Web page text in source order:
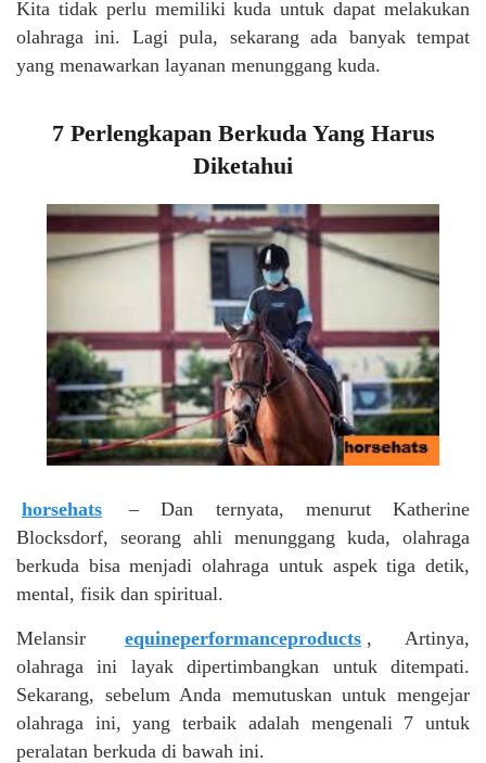
Kita tidak perlu memiliki kuda untuk dapat melakukan
olahraga ini. Lagi pula, sekarang ada banyak tempat
yang menawarkan layanan menunggang kuda.
7 Perlengkapan Berkuda Yang Harus
Diketahui
horsehats
– Dan ternyata, menurut Katherine
Blocksdorf, seorang ahli menunggang kuda, olahraga
berkuda bisa menjadi olahraga untuk aspek tiga detik,
mental, fisik dan spiritual.
Melansir equineperformanceproducts , Artinya,
olahraga ini layak dipertimbangkan untuk ditempati.
Sekarang, sebelum Anda memutuskan untuk mengejar
olahraga ini, yang terbaik adalah mengenali 7 untuk
peralatan berkuda di bawah ini.